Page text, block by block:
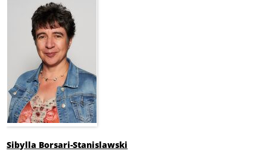
Sibylla Borsari-Stanislawski